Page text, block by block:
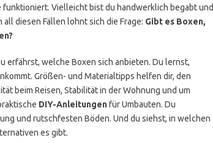
Vielleicht bist du handwerklich begabt und
diesen Fällen lohnt sich die Frage: Gibt es Boxen,
erfährst, welche Boxen sich anbieten. Du lernst,
Größen- und Materialtipps helfen dir, den
beim Reisen, Stabilität in der Wohnung und um
DIY-Anleitungenfür Umbauten. Du
und rutschfesten Böden. Und du siehst, in welchen
es gibt.